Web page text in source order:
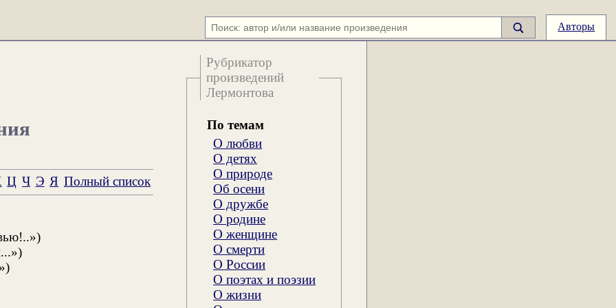
Авторы
Рубрикатор
произведений
Лермонтова
По темам
О любви
О детях
О природе
Об осени
О дружбе
О родине
О женщине
О смерти
О России
О поэтах и поэзии
О жизни
Ц Ч Э Я Полный список